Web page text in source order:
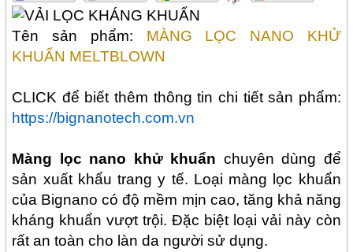
Tên sản phẩm: MÀNG LỌC NANO KHỬ
KHUẨN MELTBLOWN
CLICK để biết thêm thông tin chi tiết sản phẩm:
https://bignanotech.com.vn
Màng lọc nano khử khuẩn chuyên dùng để
sản xuất khẩu trang y tế. Loại màng lọc khuẩn
của Bignano có độ mềm mịn cao, tăng khả năng
kháng khuẩn vượt trội. Đặc biệt loại vải này còn
rất an toàn cho làn da người sử dụng.